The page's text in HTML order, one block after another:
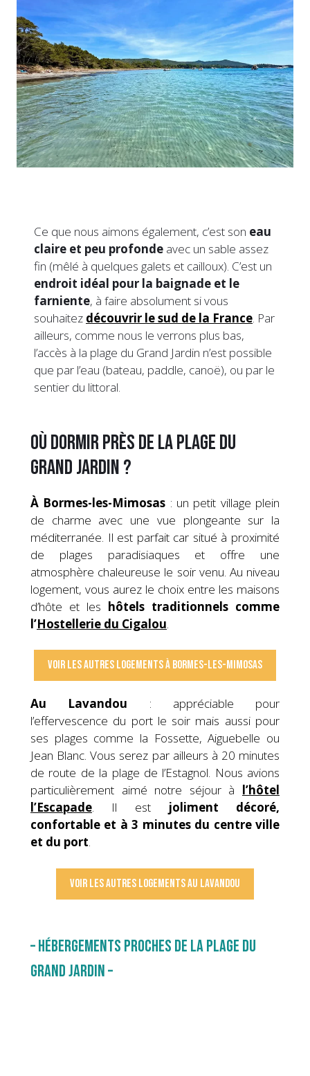
Ce que nous aimons également, c’est son eau
claire et peu profonde avec un sable assez
fin (mêlé à quelques galets et cailloux). C’est un
endroit idéal pour la baignade et le
farniente, à faire absolument si vous
souhaitez découvrir le sud de la France. Par
ailleurs, comme nous le verrons plus bas,
l’accès à la plage du Grand Jardin n’est possible
que par l’eau (bateau, paddle, canoë), ou par le
sentier du littoral.
Où dormir près de la plage du
Grand jardin ?
À Bormes-les-Mimosas : un petit village plein
de charme avec une vue plongeante sur la
méditerranée. Il est parfait car situé à proximité
de plages paradisiaques et offre une
atmosphère chaleureuse le soir venu. Au niveau
logement, vous aurez le choix entre les maisons
d’hôte et les hôtels traditionnels comme
l’Hostellerie du Cigalou
Voir les autres logements à Bormes-les-Mimosas
Au Lavandou : appréciable pour
l’effervescence du port le soir mais aussi pour
ses plages comme la Fossette, Aiguebelle ou
Jean Blanc. Vous serez par ailleurs à 20 minutes
de route de la plage de l’Estagnol. Nous avions
particulièrement aimé notre séjour à l’hôtel
l’Escapade. Il est joliment décoré,
confortable et à 3 minutes du centre ville
et du port.
Voir les autres logements au lavandou
– Hébergements proches de la plage du
Grand Jardin –